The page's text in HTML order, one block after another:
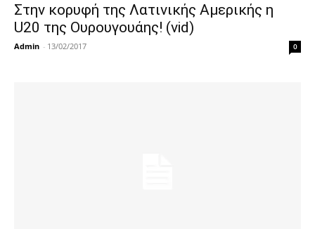
Στην κορυφή της Λατινικής Αμερικής η
U20 της Ουρουγουάης! (vid)
Admin - 13/02/2017 0